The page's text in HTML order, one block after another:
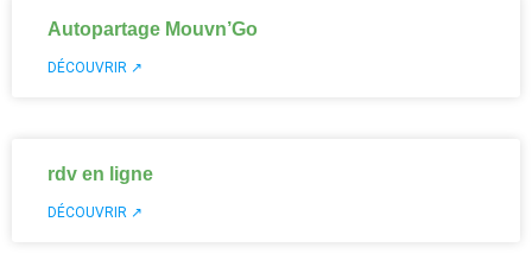
Autopartage Mouvn’Go
DÉCOUVRIR ↗
rdv en ligne
DÉCOUVRIR ↗